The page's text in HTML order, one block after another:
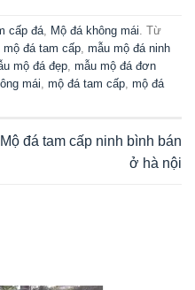
cấp đá Mộ đá không mái . Từ
đá tam cấp mẫu mộ đá ninh
mộ đá đẹp mẫu mộ đá đơn
mái mộ đá tam cấp mộ đá
Mộ đá tam cấp ninh bình bán
ở hà nội